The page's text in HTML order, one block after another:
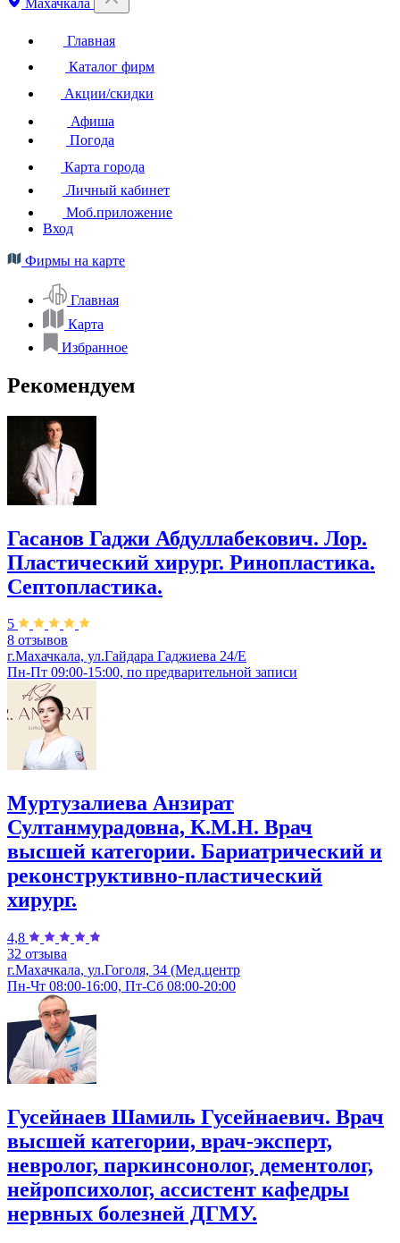
Главная
Каталог фирм
Акции/скидки
Афиша
Погода
Карта города
Личный кабинет
Моб.приложение
Вход
Фирмы на карте
Главная
Карта
Избранное
Рекомендуем
Гасанов Гаджи Абдуллабекович. Лор.
Пластический хирург. Ринопластика.
Септопластика.
5
8 отзывов
г.Махачкала, ул.Гайдара Гаджиева 24/Е
Пн-Пт 09:00-15:00, по предварительной записи
Муртузалиева Анзират
Султанмурадовна, К.М.Н. Врач
высшей категории. Бариатрический и
реконструктивно-пластический
хирург.
4,8
32 отзыва
г.Махачкала, ул.Гоголя, 34 (Мед.центр
Пн-Чт 08:00-16:00, Пт-Сб 08:00-20:00
Гусейнаев Шамиль Гусейнаевич. Врач
высшей категории, врач-эксперт,
невролог, паркинсонолог, дементолог,
нейропсихолог, ассистент кафедры
нервных болезней ДГМУ.